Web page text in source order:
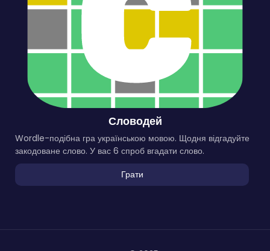
Словодей
Wordle-подібна гра українською мовою. Щодня відгадуйте
закодоване слово. У вас 6 спроб вгадати слово.
Грати